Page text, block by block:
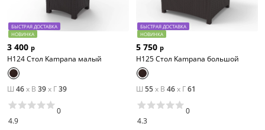
БЫСТРАЯ ДОСТАВКА
НОВИНКА
3 400 р
H124 Стол Kampana малый
Ш 46x В 39x Г39
4.9
0
БЫСТРАЯ ДОСТАВКА
НОВИНКА
5 750 р
H125 Стол Kampana большой
Ш 55x В 46x Г61
4.3
0